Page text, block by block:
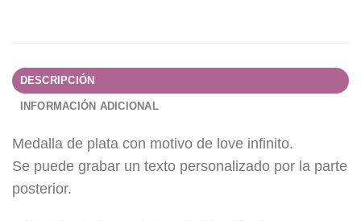
DESCRIPCIÓN
INFORMACIÓN ADICIONAL
Medalla de plata con motivo de love infinito.
Se puede grabar un texto personalizado por la parte
posterior.